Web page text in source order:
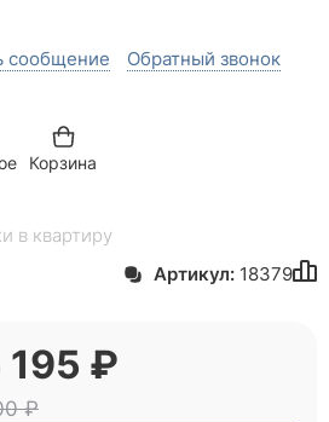
сообщение Обратный звонок
Корзина
в квартиру
Артикул: 18379
₽
195 ₽